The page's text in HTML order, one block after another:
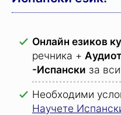
Онлайн езиков
речника +
-Испански за
Необходими
Научете